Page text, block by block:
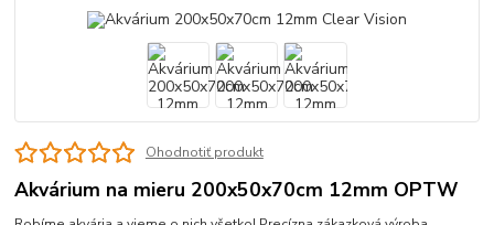
Ohodnotiť produkt
Akvárium na mieru 200x50x70cm 12mm OPTW